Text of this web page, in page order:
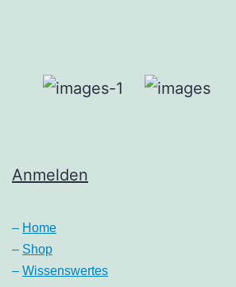
Anmelden
– Home
– Shop
– Wissenswertes